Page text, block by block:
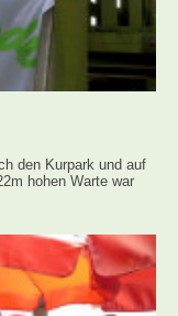
den Kurpark und auf
hohen Warte war